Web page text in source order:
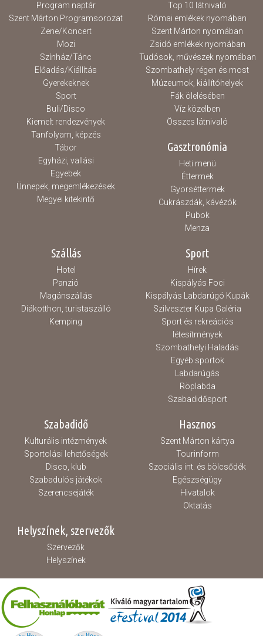
Program naptár
Szent Márton Programsorozat
Zene/Koncert
Mozi
Színház/Tánc
Előadás/Kiállítás
Gyerekeknek
Sport
Buli/Disco
Kiemelt rendezvények
Tanfolyam, képzés
Tábor
Egyházi, vallási
Egyebek
Ünnepek, megemlékezések
Megyei kitekintő
Top 10 látnivaló
Római emlékek nyomában
Szent Márton nyomában
Zsidó emlékek nyomában
Tudósok, művészek nyomában
Szombathely régen és most
Múzeumok, kiállítóhelyek
Fák ölelésében
Víz közelben
Összes látnivaló
Gasztronómia
Heti menü
Éttermek
Gyorséttermek
Cukrászdák, kávézók
Pubok
Menza
Szállás
Hotel
Panzió
Magánszállás
Diákotthon, turistaszálló
Kemping
Sport
Hírek
Kispályás Foci
Kispályás Labdarúgó Kupák
Szilveszter Kupa Galéria
Sport és rekreációs
létesítmények
Szombathelyi Haladás
Egyéb sportok
Labdarúgás
Röplabda
Szabadidősport
Szabadidő
Kulturális intézmények
Sportolási lehetőségek
Disco, klub
Szabadulós játékok
Szerencsejáték
Hasznos
Szent Márton kártya
Tourinform
Szociális int. és bölcsődék
Egészségügy
Hivatalok
Oktatás
Helyszínek, szervezők
Szervezők
Helyszínek